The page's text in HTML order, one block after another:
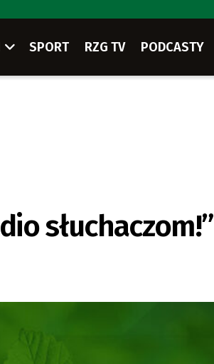
SPORT RZG TV PODCASTY
słuchaczom!”